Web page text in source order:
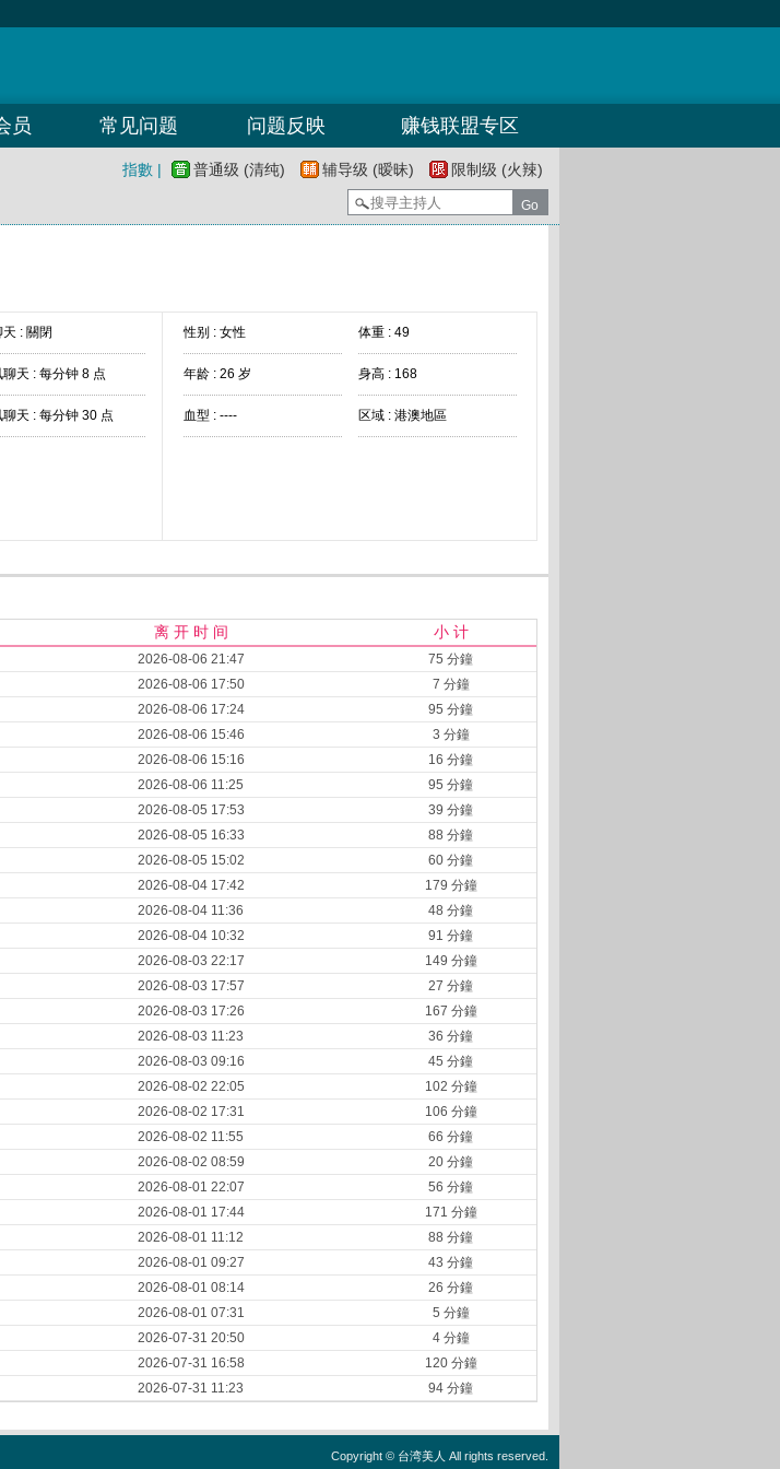
员 常见问题 问题反映 赚钱联盟专区
指數 | 普通级 (清纯) 辅导级 (暧昧)
限制级 (火辣)
天 : 關閉
天 : 每分钟 8 点
天 : 每分钟 30 点
性别 : 女性 体重 : 49
年龄 : 26 岁 身高 : 168
血型 : ---- 区域 : 港澳地區
离 开 时 间 小 计
2026-08-06 21:47
75 分鐘
2026-08-06 17:50
7 分鐘
2026-08-06 17:24
95 分鐘
2026-08-06 15:46
3 分鐘
2026-08-06 15:16
16 分鐘
2026-08-06 11:25
95 分鐘
2026-08-05 17:53
39 分鐘
2026-08-05 16:33
88 分鐘
2026-08-05 15:02
60 分鐘
2026-08-04 17:42
179 分鐘
2026-08-04 11:36
48 分鐘
2026-08-04 10:32
91 分鐘
2026-08-03 22:17
149 分鐘
2026-08-03 17:57
27 分鐘
2026-08-03 17:26
167 分鐘
2026-08-03 11:23
36 分鐘
2026-08-03 09:16
45 分鐘
2026-08-02 22:05
102 分鐘
2026-08-02 17:31
106 分鐘
2026-08-02 11:55
66 分鐘
2026-08-02 08:59
20 分鐘
2026-08-01 22:07
56 分鐘
2026-08-01 17:44
171 分鐘
2026-08-01 11:12
88 分鐘
2026-08-01 09:27
43 分鐘
2026-08-01 08:14
26 分鐘
2026-08-01 07:31
5 分鐘
2026-07-31 20:50
4 分鐘
2026-07-31 16:58
120 分鐘
2026-07-31 11:23 94 分鐘
Copyright © 台湾美人 All rights reserved.